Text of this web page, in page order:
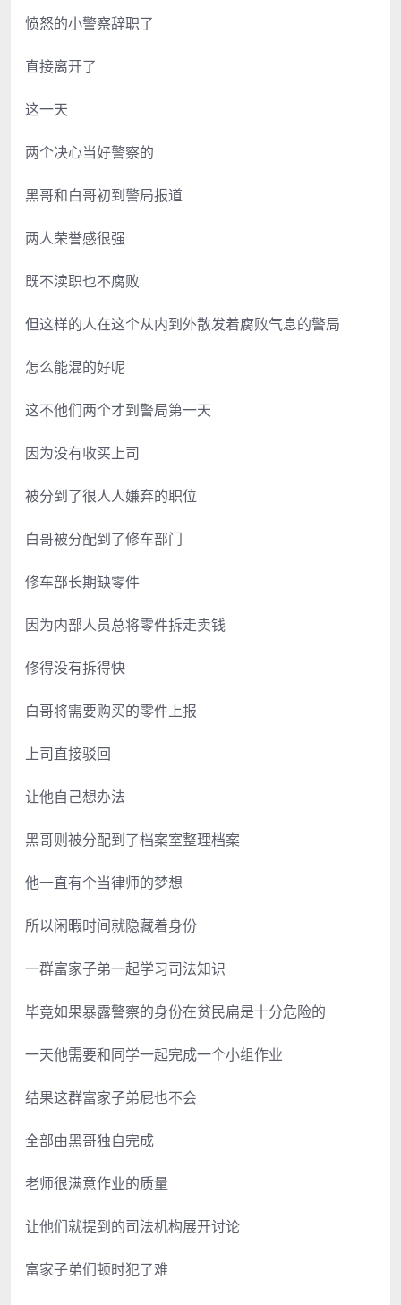
愤怒的小警察辞职了
直接离开了
这一天
两个决心当好警察的
黑哥和白哥初到警局报道
两人荣誉感很强
既不渎职也不腐败
但这样的人在这个从内到外散发着腐败气息的警局
怎么能混的好呢
这不他们两个才到警局第一天
因为没有收买上司
被分到了很人人嫌弃的职位
白哥被分配到了修车部门
修车部长期缺零件
因为内部人员总将零件拆走卖钱
修得没有拆得快
白哥将需要购买的零件上报
上司直接驳回
让他自己想办法
黑哥则被分配到了档案室整理档案
他一直有个当律师的梦想
所以闲暇时间就隐藏着身份
一群富家子弟一起学习司法知识
毕竟如果暴露警察的身份在贫民扁是十分危险的
一天他需要和同学一起完成一个小组作业
结果这群富家子弟屁也不会
全部由黑哥独自完成
老师很满意作业的质量
让他们就提到的司法机构展开讨论
富家子弟们顿时犯了难